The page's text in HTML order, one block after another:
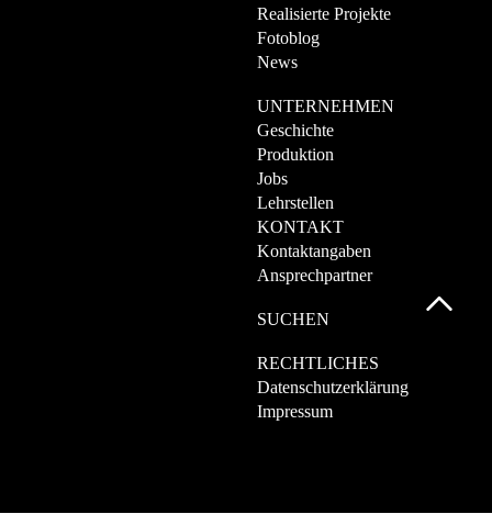
Realisierte Projekte
Fotoblog
News
UNTERNEHMEN
Geschichte
Produktion
Jobs
Lehrstellen
KONTAKT
Kontaktangaben
Ansprechpartner
SUCHEN
RECHTLICHES
Datenschutzerklärung
Impressum